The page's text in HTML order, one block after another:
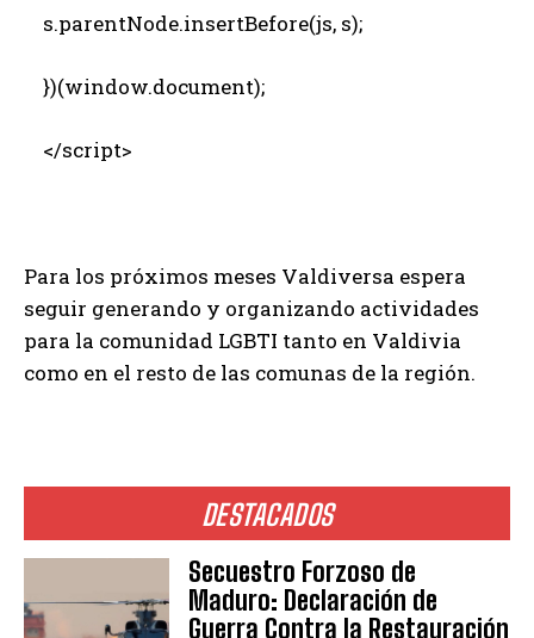
DESTACADOS
Secuestro Forzoso de
Maduro: Declaración de
Guerra Contra la Restauración
s.parentNode.insertBefore(js, s);
})(window.document);
</script>
Para los próximos meses Valdiversa espera
seguir generando y organizando actividades
para la comunidad LGBTI tanto en Valdivia
como en el resto de las comunas de la región.